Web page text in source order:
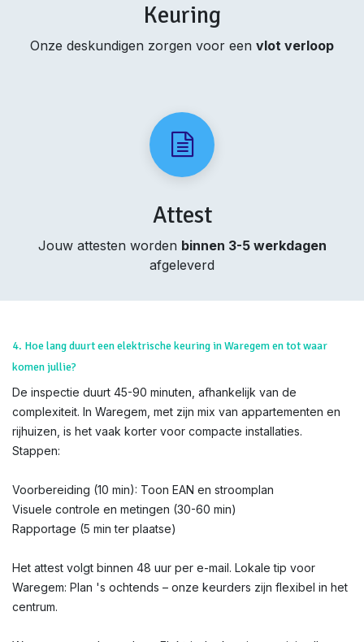
Keuring
Onze deskundigen zorgen voor een vlot verloop
Attest
Jouw attesten worden binnen 3-5 werkdagen
afgeleverd
4. Hoe lang duurt een elektrische keuring in Waregem en tot waar
komen jullie?
De inspectie duurt 45-90 minuten, afhankelijk van de
complexiteit. In Waregem, met zijn mix van appartementen en
rijhuizen, is het vaak korter voor compacte installaties.
Stappen:
Voorbereiding (10 min): Toon EAN en stroomplan
Visuele controle en metingen (30-60 min)
Rapportage (5 min ter plaatse)
Het attest volgt binnen 48 uur per e-mail. Lokale tip voor
Waregem: Plan 's ochtends – onze keurders zijn flexibel in het
centrum.